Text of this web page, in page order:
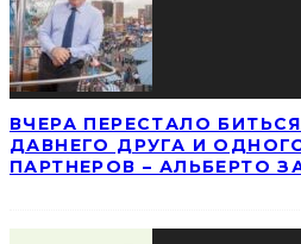
ВЧЕРА ПЕРЕСТАЛО
ДАВНЕГО ДРУГА И
ПАРТНЕРОВ – АЛЬБЕРТО